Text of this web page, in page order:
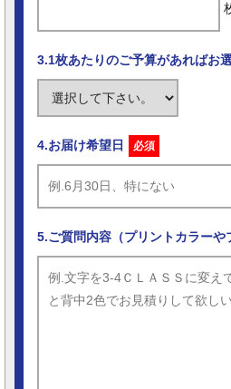
3.1枚あたりのご予算があればお
4.お届け希望日 必須
5.ご質問内容（プリントカラーや